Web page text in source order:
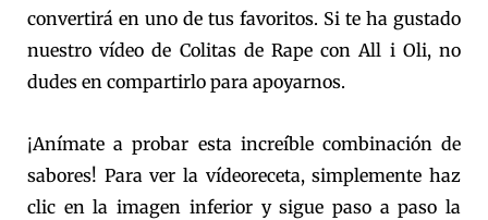
convertirá en uno de tus favoritos. Si te ha gustado
nuestro vídeo de Colitas de Rape con All i Oli, no
dudes en compartirlo para apoyarnos.
¡Anímate a probar esta increíble combinación de
sabores! Para ver la vídeoreceta, simplemente haz
clic en la imagen inferior y sigue paso a paso la